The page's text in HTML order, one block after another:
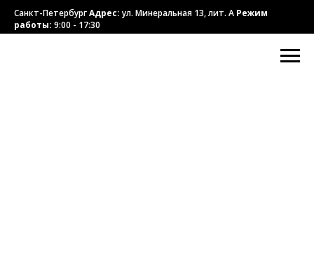
Санкт-ПетербургАдрес:ул. Минеральная 13, лит. А Режим
работы: 9:00 - 17:30